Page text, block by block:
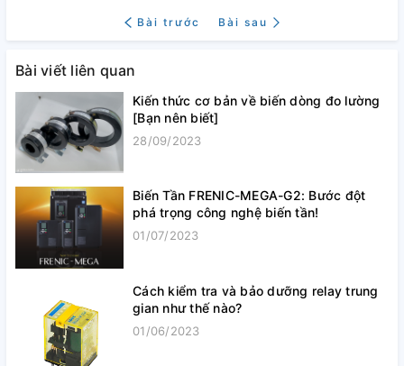
Bài trước Bài sau
Bài viết liên quan
Kiến thức cơ bản về biến dòng đo lường
[Bạn nên biết]
28/09/2023
Biến Tần FRENIC-MEGA-G2: Bước đột
phá trọng công nghệ biến tần!
01/07/2023
Cách kiểm tra và bảo dưỡng relay trung
gian như thế nào?
01/06/2023